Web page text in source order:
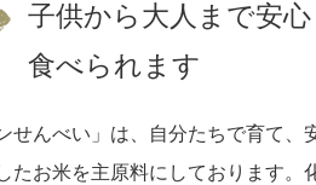
子供から大人まで安心
食べられます
せんべい」は、自分たちで育て、
たお米を主原料にしております。